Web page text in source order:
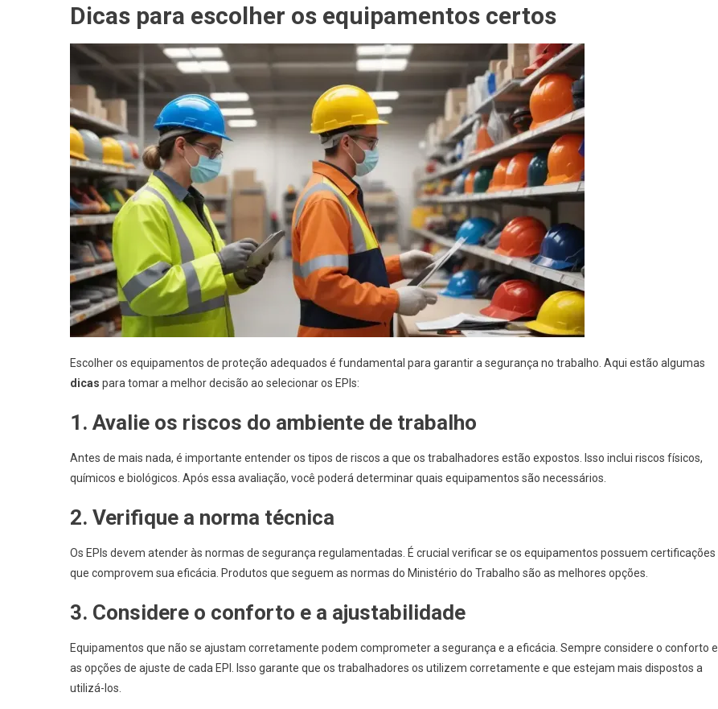
Dicas para escolher os equipamentos certos
Escolher os equipamentos de proteção adequados é fundamental para garantir a segurança no trabalho. Aqui estão algumas
dicas para tomar a melhor decisão ao selecionar os EPIs:
1. Avalie os riscos do ambiente de trabalho
Antes de mais nada, é importante entender os tipos de riscos a que os trabalhadores estão expostos. Isso inclui riscos físicos,
químicos e biológicos. Após essa avaliação, você poderá determinar quais equipamentos são necessários.
2. Verifique a norma técnica
Os EPIs devem atender às normas de segurança regulamentadas. É crucial verificar se os equipamentos possuem certificações
que comprovem sua eficácia. Produtos que seguem as normas do Ministério do Trabalho são as melhores opções.
3. Considere o conforto e a ajustabilidade
Equipamentos que não se ajustam corretamente podem comprometer a segurança e a eficácia. Sempre considere o conforto e
as opções de ajuste de cada EPI. Isso garante que os trabalhadores os utilizem corretamente e que estejam mais dispostos a
utilizá-los.